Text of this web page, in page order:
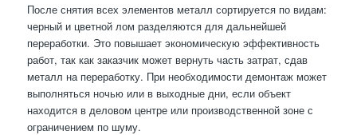
После снятия всех элементов металл сортируется по видам:
черный и цветной лом разделяются для дальнейшей
переработки. Это повышает экономическую эффективность
работ, так как заказчик может вернуть часть затрат, сдав
металл на переработку. При необходимости демонтаж может
выполняться ночью или в выходные дни, если объект
находится в деловом центре или производственной зоне с
ограничением по шуму.